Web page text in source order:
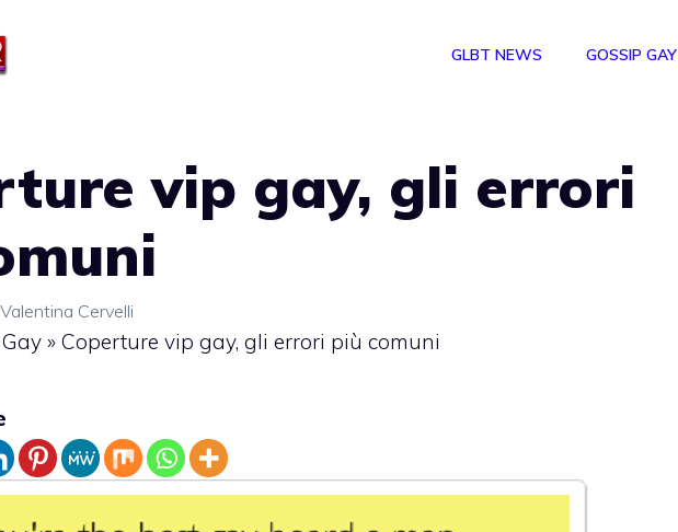
GLBT NEWS GOSSIP GAY
vip gay, gli errori
Valentina Cervelli
» Coperture vip gay, gli errori più comuni